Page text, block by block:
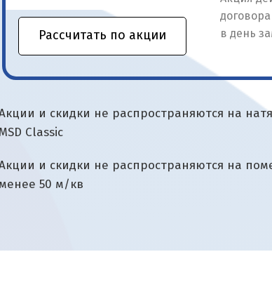
Рассчитать по акции
в день
и скидки не распространяются на
MSD Classic
и скидки не распространяются на
менее 50 м/кв